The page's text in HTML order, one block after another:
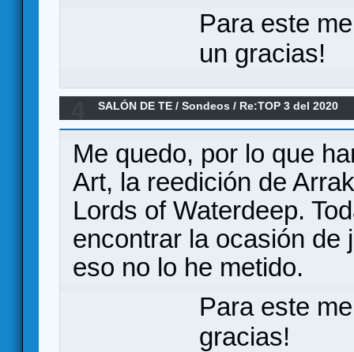
Para este
un gracias!
SALÓN DE TE /Sondeos / Re:TOP 3 del 2020
Me quedo, por lo que
Art, la reedición de
Lords of Waterdeep.
encontrar la ocasión de
eso no lo he metido.
Para este
gracias!